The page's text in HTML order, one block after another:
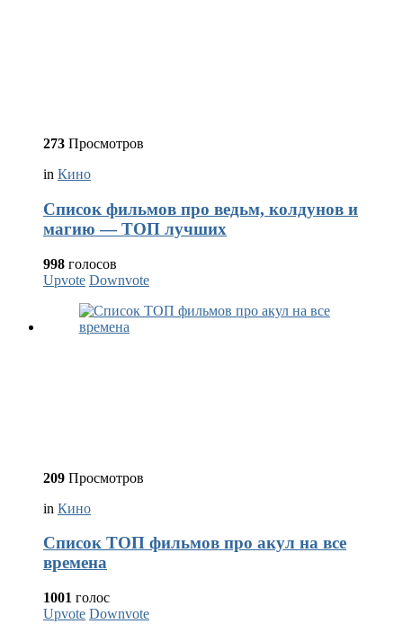
273 Просмотров
in Кино
Список фильмов про ведьм, колдунов и
магию — ТОП лучших
998 голосов
Upvote Downvote
209 Просмотров
in Кино
Список ТОП фильмов про акул на все
времена
1001 голос
Upvote Downvote